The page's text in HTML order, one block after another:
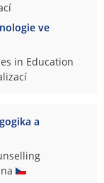
ve
in Education
a